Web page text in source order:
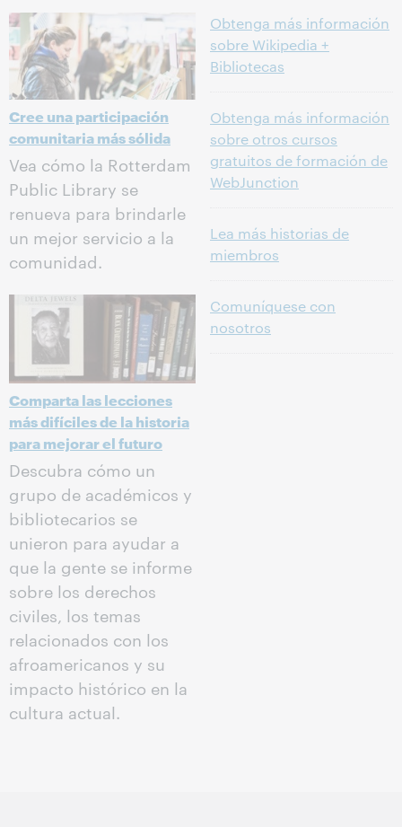
Cree una participación
comunitaria más sólida
Vea cómo la Rotterdam
Public Library se
renueva para brindarle
un mejor servicio a la
comunidad.
Comparta las lecciones
más difíciles de la historia
para mejorar el futuro
Descubra cómo un
grupo de académicos y
bibliotecarios se
unieron para ayudar a
que la gente se informe
sobre los derechos
civiles, los temas
relacionados con los
afroamericanos y su
impacto histórico en la
cultura actual.
Obtenga más información
sobre Wikipedia +
Bibliotecas
Obtenga más información
sobre otros cursos
gratuitos de formación de
WebJunction
Lea más historias de
miembros
Comuníquese con
nosotros